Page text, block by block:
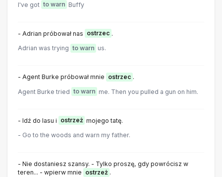
I've got to warn Buffy
- Adrian próbował nas ostrzec .
Adrian was trying to warn us.
- Agent Burke próbował mnie ostrzec .
Agent Burke tried to warn me. Then you pulled a gun on him.
- Idź do lasu i ostrzeż mojego tatę.
- Go to the woods and warn my father.
- Nie dostaniesz szansy. - Tylko proszę, gdy powrócisz w
teren... - wpierw mnie ostrzeż .